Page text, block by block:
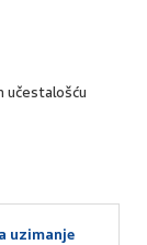
učestalošću
uzimanje